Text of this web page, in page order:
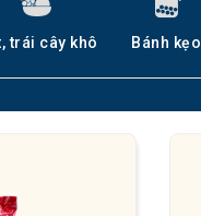
trái cây khô Bánh kẹo